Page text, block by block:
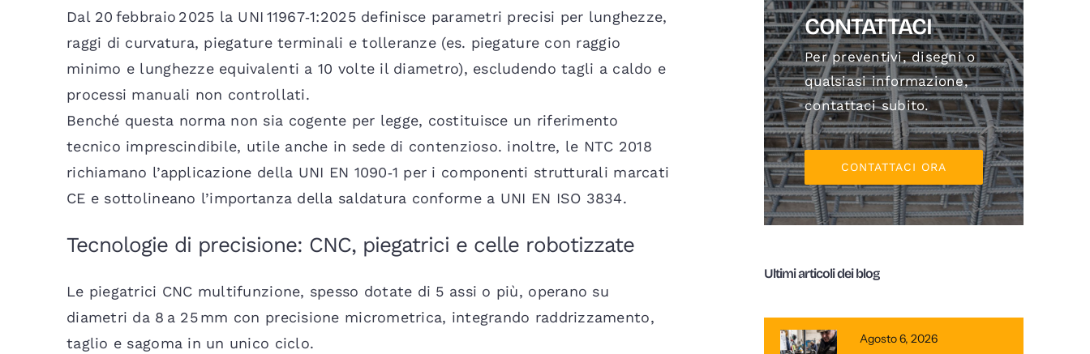
Dal 20 febbraio 2025 la UNI 11967‑1:2025 definisce parametri precisi per lunghezze,
raggi di curvatura, piegature terminali e tolleranze (es. piegature con raggio
minimo e lunghezze equivalenti a 10 volte il diametro), escludendo tagli a caldo e
processi manuali non controllati.
Benché questa norma non sia cogente per legge, costituisce un riferimento
tecnico imprescindibile, utile anche in sede di contenzioso. inoltre, le NTC 2018
richiamano l’applicazione della UNI EN 1090‑1 per i componenti strutturali marcati
CE e sottolineano l’importanza della saldatura conforme a UNI EN ISO 3834.
Tecnologie di precisione: CNC, piegatrici e celle robotizzate
Le piegatrici CNC multifunzione, spesso dotate di 5 assi o più, operano su
diametri da 8 a 25 mm con precisione micrometrica, integrando raddrizzamento,
taglio e sagoma in un unico ciclo.
CONTATTACI
Per preventivi, disegni o
qualsiasi informazione,
contattaci subito.
CONTATTACI ORA
Ultimi articoli dei blog
Agosto 6, 2026